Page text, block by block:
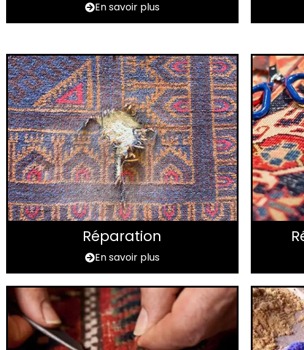
En savoir plus
Réparation
En savoir plus